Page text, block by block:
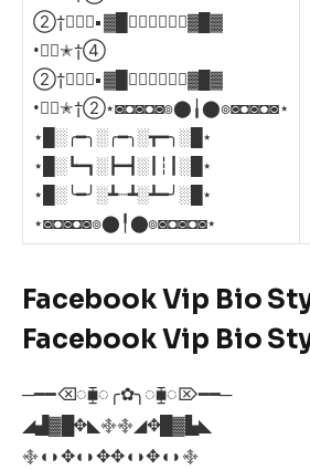
②†✭⃢⃢• ▓█▓⃢⃢♚⃢⃢▓█▓
•⃢⃢✭†④
②†✭⃢⃢• ▓█▓⃢⃢♚⃢⃢▓█▓
•⃢⃢✭†②⋆◙◘◙◘◙๏⬤╽⬤๏◙◘◙◘◙⋆
⋆█░╭━╮░╭━╮░┳━╮░█⋆
⋆█░┗━┓░┣━┫░┃┆┃░█⋆
⋆█░╰━╯░┻┈┻░┻━╯░█⋆
⋆◙◘◙◘◙๏⬤╿⬤๏◙◘◙◘◙⋆
Facebook Vip Bio
Facebook Vip Bio
─━━⌫◌⧯◌╭✿╮◌⧯◌⌦━━─
◢▟▓█✥◣࿇࿇◢✥█▓▙◣
࿇◖◗✥◖◗✥✥◖◗✥◖◗࿇